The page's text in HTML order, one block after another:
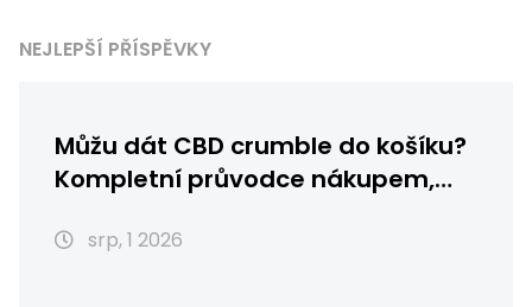
NEJLEPŠÍ PŘÍSPĚVKY
Můžu dát CBD crumble do košíku?
Kompletní průvodce nákupem,
srp, 1 2026